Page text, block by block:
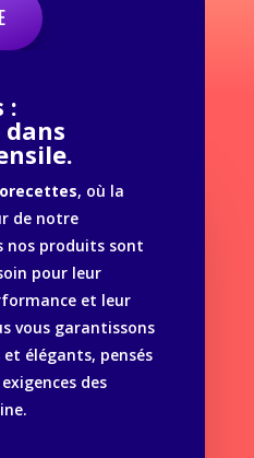
:
dans
, où la
de notre
nos produits sont
pour leur
et leur
vous garantissons
élégants, pensés
des